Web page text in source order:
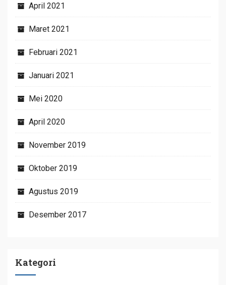
April 2021
Maret 2021
Februari 2021
Januari 2021
Mei 2020
April 2020
November 2019
Oktober 2019
Agustus 2019
Desember 2017
Kategori